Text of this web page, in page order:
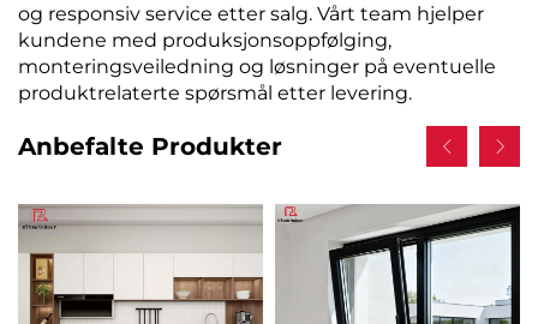
og responsiv service etter salg. Vårt team hjelper
kundene med produksjonsoppfølging,
monteringsveiledning og løsninger på eventuelle
produktrelaterte spørsmål etter levering.
Anbefalte Produkter